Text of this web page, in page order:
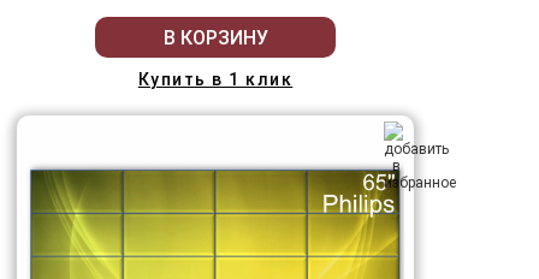
В КОРЗИНУ
Купить в 1 клик